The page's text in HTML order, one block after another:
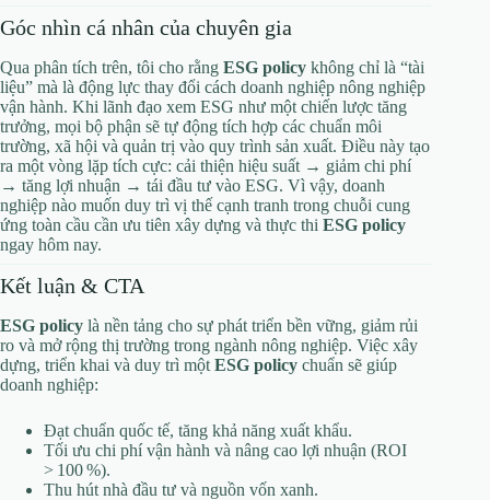
Góc nhìn cá nhân của chuyên gia
Qua phân tích trên, tôi cho rằng ESG policy không chỉ là “tài
liệu” mà là động lực thay đổi cách doanh nghiệp nông nghiệp
vận hành. Khi lãnh đạo xem ESG như một chiến lược tăng
trưởng, mọi bộ phận sẽ tự động tích hợp các chuẩn môi
trường, xã hội và quản trị vào quy trình sản xuất. Điều này tạo
ra một vòng lặp tích cực: cải thiện hiệu suất → giảm chi phí
→ tăng lợi nhuận → tái đầu tư vào ESG. Vì vậy, doanh
nghiệp nào muốn duy trì vị thế cạnh tranh trong chuỗi cung
ứng toàn cầu cần ưu tiên xây dựng và thực thi ESG policy
ngay hôm nay.
Kết luận & CTA
ESG policy là nền tảng cho sự phát triển bền vững, giảm rủi
ro và mở rộng thị trường trong ngành nông nghiệp. Việc xây
dựng, triển khai và duy trì một ESG policy chuẩn sẽ giúp
doanh nghiệp:
Đạt chuẩn quốc tế, tăng khả năng xuất khẩu.
Tối ưu chi phí vận hành và nâng cao lợi nhuận (ROI
> 100 %).
Thu hút nhà đầu tư và nguồn vốn xanh.